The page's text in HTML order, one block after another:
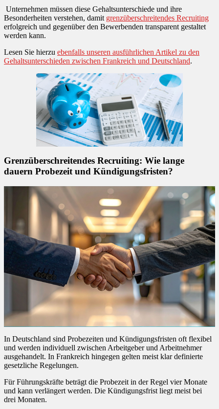
Unternehmen müssen diese Gehaltsunterschiede und ihre
Besonderheiten verstehen, damit grenzüberschreitendes Recruiting
erfolgreich und gegenüber den Bewerbenden transparent gestaltet
werden kann.
Lesen Sie hierzu ebenfalls unseren ausführlichen Artikel zu den
Gehaltsunterschieden zwischen Frankreich und Deutschland.
Grenzüberschreitendes Recruiting: Wie lange
dauern Probezeit und Kündigungsfristen?
In Deutschland sind Probezeiten und Kündigungsfristen oft flexibel
und werden individuell zwischen Arbeitgeber und Arbeitnehmer
ausgehandelt. In Frankreich hingegen gelten meist klar definierte
gesetzliche Regelungen.
Für Führungskräfte beträgt die Probezeit in der Regel vier Monate
und kann verlängert werden. Die Kündigungsfrist liegt meist bei
drei Monaten.